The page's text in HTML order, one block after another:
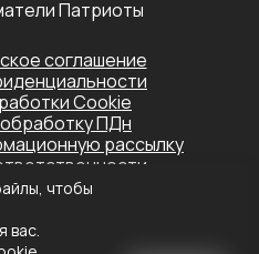
соглашение
Cookie
ПДн
рассылку
SmartCaptcha.
чтобы
вас.